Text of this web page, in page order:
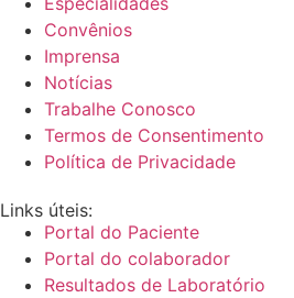
Convênios
Imprensa
Notícias
Trabalhe Conosco
Termos de Consentimento
Política de Privacidade
Links úteis:
Portal do Paciente
Portal do colaborador
Resultados de Laboratório